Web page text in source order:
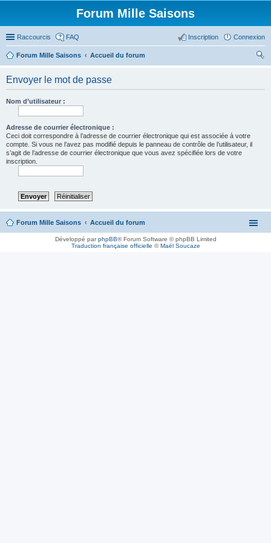
Forum Mille Saisons
Raccourcis FAQ Connexion
Inscription
Forum Mille Saisons
Accueil du forum
Envoyer le mot de passe
Nom d’utilisateur :
Adresse de courrier électronique :
Ceci doit correspondre à l’adresse de courrier électronique qui est associée à votre
compte. Si vous ne l’avez pas modifié depuis le panneau de contrôle de l’utilisateur, il
s’agit de l’adresse de courrier électronique que vous avez spécifiée lors de votre
inscription.
Forum Mille Saisons Accueil du forum
Développé parphpBB® Forum Software © phpBB Limited
Traduction française officielle ©Maël Soucaze